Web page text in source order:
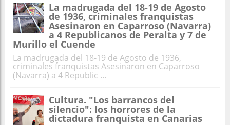
La madrugada del 18-19 de Agosto
de 1936, criminales franquistas
Asesinaron en Caparroso (Navarra)
a 4 Republicanos de Peralta y 7 de
Murillo el Cuende
La madrugada del 18-19 de Agosto de 1936,
criminales franquistas Asesinaron en Caparroso
(Navarra) a 4 Republic ...
Cultura. "Los barrancos del
silencio": los horrores de la
dictadura franquista en Canarias